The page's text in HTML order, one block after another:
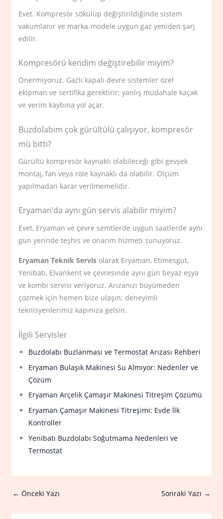
Evet. Kompresör sökülüp değiştirildiğinde sistem
vakumlanır ve marka-modele uygun gaz yeniden şarj
edilir.
Kompresörü kendim değiştirebilir miyim?
Önermiyoruz. Gazlı kapalı devre sistemler özel
ekipman ve sertifika gerektirir; yanlış müdahale kaçak
ve verim kaybına yol açar.
Buzdolabım çok gürültülü çalışıyor, kompresör
mü bitti?
Gürültü kompresör kaynaklı olabileceği gibi gevşek
montaj, fan veya röle kaynaklı da olabilir. Ölçüm
yapılmadan karar verilmemelidir.
Eryaman’da aynı gün servis alabilir miyim?
Evet, Eryaman ve çevre semtlerde uygun saatlerde aynı
gün yerinde teşhis ve onarım hizmeti sunuyoruz.
Eryaman Teknik Servis olarak Eryaman, Etimesgut,
Yenibatı, Elvankent ve çevresinde aynı gün beyaz eşya
ve kombi servisi veriyoruz. Arızanızı büyümeden
çözmek için hemen bize ulaşın; deneyimli
teknisyenlerimiz kapınıza gelsin.
İlgili Servisler
Buzdolabı Buzlanması ve Termostat Arızası Rehberi
Eryaman Bulaşık Makinesi Su Almıyor: Nedenler ve
Çözüm
Eryaman Arçelik Çamaşır Makinesi Titreşim Çözümü
Eryaman Çamaşır Makinesi Titreşimi: Evde İlk
Kontroller
Yenibatı Buzdolabı Soğutmama Nedenleri ve
Termostat
← Önceki Yazı Sonraki Yazı →